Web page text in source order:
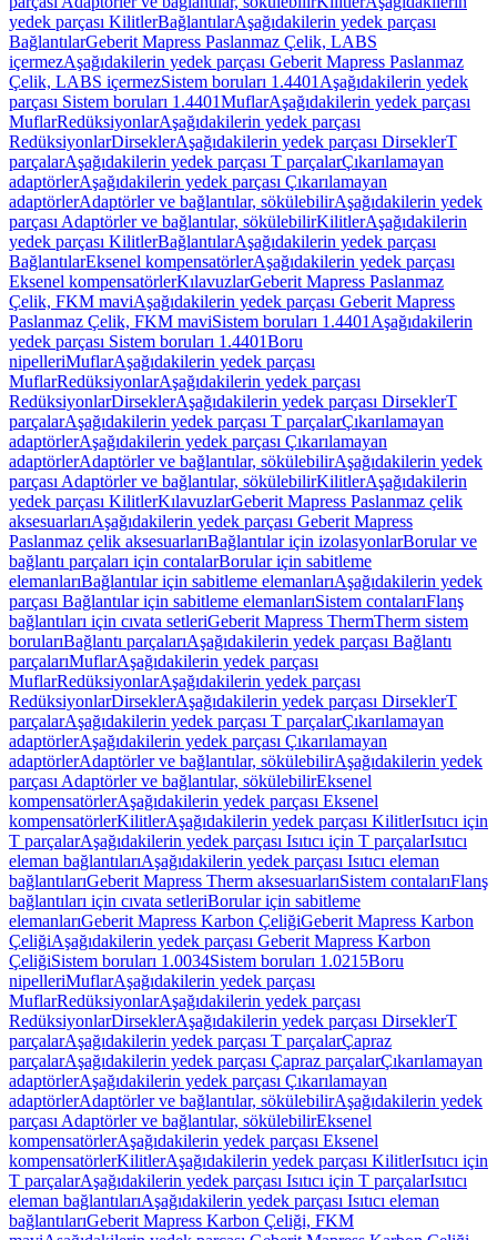
yedek parçası KilitlerBağlantılarAşağıdakilerin yedek parçası
BağlantılarGeberit Mapress Paslanmaz Çelik, LABS
içermezAşağıdakilerin yedek parçası Geberit Mapress Paslanmaz
Çelik, LABS içermezSistem boruları 1.4401 Aşağıdakilerin yedek
parçası Sistem boruları 1.4401MuflarAşağıdakilerin yedek parçası
MuflarRedüksiyonlarAşağıdakilerin yedek parçası
RedüksiyonlarDirseklerAşağıdakilerin yedek parçası DirseklerT
parçalarAşağıdakilerin yedek parçası T parçalarÇıkarılamayan
adaptörlerAşağıdakilerin yedek parçası Çıkarılamayan
adaptörlerAdaptörler ve bağlantılar, sökülebilirAşağıdakilerin yedek
parçası Adaptörler ve bağlantılar, sökülebilirKilitlerAşağıdakilerin
yedek parçası KilitlerBağlantılarAşağıdakilerin yedek parçası
BağlantılarEksenel kompensatörlerAşağıdakilerin yedek parçası
Eksenel kompensatörlerKılavuzlarGeberit Mapress Paslanmaz
Çelik, FKM maviAşağıdakilerin yedek parçası Geberit Mapress
Paslanmaz Çelik, FKM maviSistem boruları 1.4401 Aşağıdakilerin
yedek parçası Sistem boruları 1.4401Boru
nipelleriMuflarAşağıdakilerin yedek parçası
MuflarRedüksiyonlarAşağıdakilerin yedek parçası
RedüksiyonlarDirseklerAşağıdakilerin yedek parçası DirseklerT
parçalarAşağıdakilerin yedek parçası T parçalarÇıkarılamayan
adaptörlerAşağıdakilerin yedek parçası Çıkarılamayan
adaptörlerAdaptörler ve bağlantılar, sökülebilirAşağıdakilerin yedek
parçası Adaptörler ve bağlantılar, sökülebilirKilitlerAşağıdakilerin
yedek parçası KilitlerKılavuzlarGeberit Mapress Paslanmaz çelik
aksesuarlarıAşağıdakilerin yedek parçası Geberit Mapress
Paslanmaz çelik aksesuarlarıBağlantılar için izolasyonlarBorular ve
bağlantı parçaları için contalarBorular için sabitleme
elemanlarıBağlantılar için sabitleme elemanlarıAşağıdakilerin yedek
parçası Bağlantılar için sabitleme elemanlarıSistem contalarıFlanş
bağlantıları için cıvata setleriGeberit Mapress ThermTherm sistem
borularıBağlantı parçalarıAşağıdakilerin yedek parçası Bağlantı
parçalarıMuflarAşağıdakilerin yedek parçası
MuflarRedüksiyonlarAşağıdakilerin yedek parçası
RedüksiyonlarDirseklerAşağıdakilerin yedek parçası DirseklerT
parçalarAşağıdakilerin yedek parçası T parçalarÇıkarılamayan
adaptörlerAşağıdakilerin yedek parçası Çıkarılamayan
adaptörlerAdaptörler ve bağlantılar, sökülebilirAşağıdakilerin yedek
parçası Adaptörler ve bağlantılar, sökülebilirEksenel
kompensatörlerAşağıdakilerin yedek parçası Eksenel
kompensatörlerKilitlerAşağıdakilerin yedek parçası KilitlerIsıtıcı için
T parçalarAşağıdakilerin yedek parçası Isıtıcı için T parçalarIsıtıcı
eleman bağlantılarıAşağıdakilerin yedek parçası Isıtıcı eleman
bağlantılarıGeberit Mapress Therm aksesuarlarıSistem contalarıFlanş
bağlantıları için cıvata setleriBorular için sabitleme
elemanlarıGeberit Mapress Karbon ÇeliğiGeberit Mapress Karbon
ÇeliğiAşağıdakilerin yedek parçası Geberit Mapress Karbon
ÇeliğiSistem boruları 1.0034Sistem boruları 1.0215Boru
nipelleriMuflarAşağıdakilerin yedek parçası
MuflarRedüksiyonlarAşağıdakilerin yedek parçası
RedüksiyonlarDirseklerAşağıdakilerin yedek parçası DirseklerT
parçalarAşağıdakilerin yedek parçası T parçalarÇapraz
parçalarAşağıdakilerin yedek parçası Çapraz parçalarÇıkarılamayan
adaptörlerAşağıdakilerin yedek parçası Çıkarılamayan
adaptörlerAdaptörler ve bağlantılar, sökülebilirAşağıdakilerin yedek
parçası Adaptörler ve bağlantılar, sökülebilirEksenel
kompensatörlerAşağıdakilerin yedek parçası Eksenel
kompensatörlerKilitlerAşağıdakilerin yedek parçası KilitlerIsıtıcı için
T parçalarAşağıdakilerin yedek parçası Isıtıcı için T parçalarIsıtıcı
eleman bağlantılarıAşağıdakilerin yedek parçası Isıtıcı eleman
bağlantılarıGeberit Mapress Karbon Çeliği, FKM